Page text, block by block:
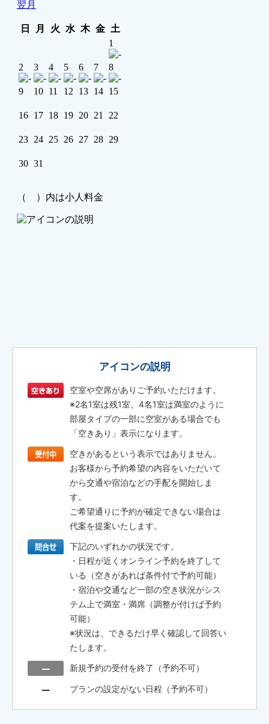
アイコンの説明
空室や空席がありご予約いただけます。
※2名1室は残1室、4名1室は満室のように
部屋タイプの一部に空室がある場合でも
「空きあり」表示になります。
空きがあるという表示ではありません。
お客様から予約希望の内容をいただいて
から交通や宿泊などの手配を開始しま
す。
ご希望通りに予約が確定できない場合は
代案を提案いたします。
下記のいずれかの状況です。
・日程が近くオンライン予約を終了して
いる（空きがあれば条件付で予約可能）
・宿泊や交通など一部の空き状況がシス
テム上で満室・満席（調整が付けば予約
可能）
※状況は、できるだけ早く確認して回答い
たします。
新規予約の受付を終了（予約不可）
プランの設定がない日程（予約不可）